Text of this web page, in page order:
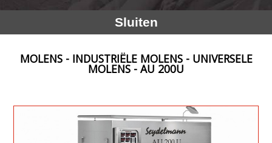
Sluiten
MOLENS - INDUSTRIËLE MOLENS - UNIVERSELE
MOLENS - AU 200U